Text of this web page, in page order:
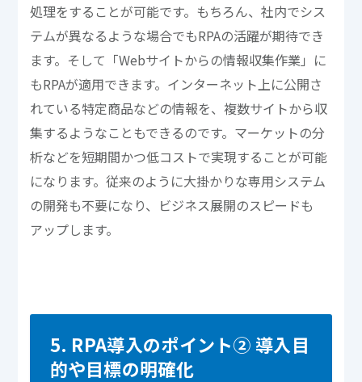
処理をすることが可能です。もちろん、社内でシス
テムが異なるような場合でもRPAの活躍が期待でき
ます。そして「Webサイトからの情報収集作業」に
もRPAが適用できます。インターネット上に公開さ
れている特定商品などの情報を、複数サイトから収
集するようなこともできるのです。マーケットの分
析などを短期間かつ低コストで実現することが可能
になります。従来のように大掛かりな専用システム
の開発も不要になり、ビジネス展開のスピードも
アップします。
5. RPA導入のポイント② 導入目
的や目標の明確化